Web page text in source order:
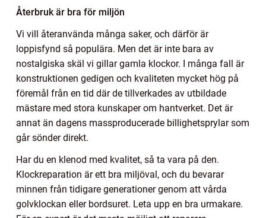
Återbruk är bra för miljön
Vi vill återanvända många saker, och därför är
loppisfynd så populära. Men det är inte bara av
nostalgiska skäl vi gillar gamla klockor. I många fall är
konstruktionen gedigen och kvaliteten mycket hög på
föremål från en tid där de tillverkades av utbildade
mästare med stora kunskaper om hantverket. Det är
annat än dagens massproducerade billighetsprylar som
går sönder direkt.
Har du en klenod med kvalitet, så ta vara på den.
Klockreparation är ett bra miljöval, och du bevarar
minnen från tidigare generationer genom att vårda
golvklockan eller bordsuret. Leta upp en bra urmakare.